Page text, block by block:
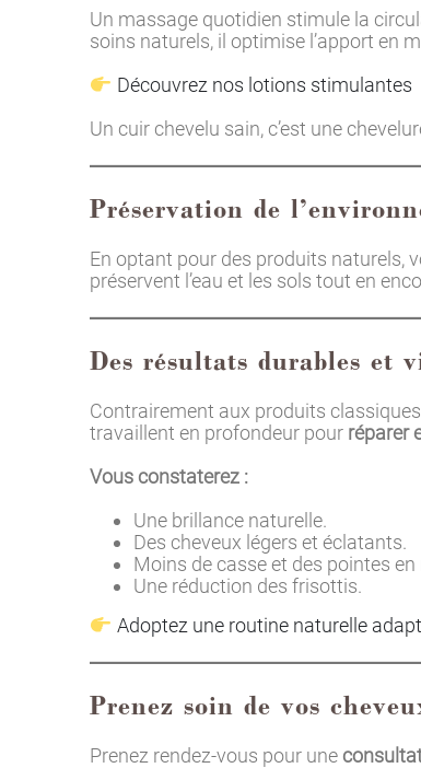
Un massage quotidien stimule la
soins naturels, il optimise l’apport en
Découvrez nos lotions stimulantes
Un cuir chevelu sain, c’est une
Préservation de
En optant pour des produits naturels,
préservent l’eau et les sols tout en
Des résultats durables et
Contrairement aux produits
travaillent en profondeur pour réparer
Vous constaterez :
Une brillance naturelle.
Des cheveux légers et éclatants.
Moins de casse et des pointes
Une réduction des frisottis.
Adoptez une routine naturelle
Prenez soin de vos
Prenez rendez-vous pour une